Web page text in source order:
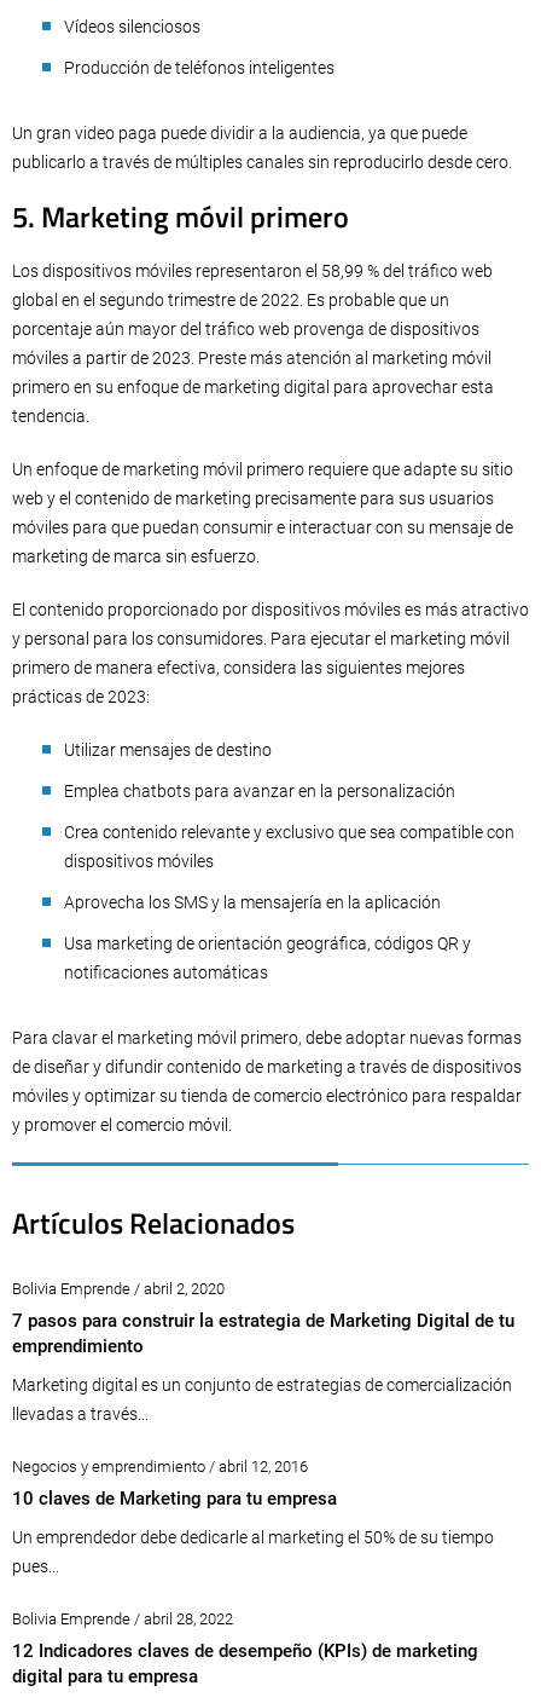
Vídeos silenciosos
Producción de teléfonos inteligentes
Un gran video paga puede dividir a la audiencia, ya que puede
publicarlo a través de múltiples canales sin reproducirlo desde cero.
5. Marketing móvil primero
Los dispositivos móviles representaron el 58,99 % del tráfico web
global en el segundo trimestre de 2022. Es probable que un
porcentaje aún mayor del tráfico web provenga de dispositivos
móviles a partir de 2023. Preste más atención al marketing móvil
primero en su enfoque de marketing digital para aprovechar esta
tendencia.
Un enfoque de marketing móvil primero requiere que adapte su sitio
web y el contenido de marketing precisamente para sus usuarios
móviles para que puedan consumir e interactuar con su mensaje de
marketing de marca sin esfuerzo.
El contenido proporcionado por dispositivos móviles es más atractivo
y personal para los consumidores. Para ejecutar el marketing móvil
primero de manera efectiva, considera las siguientes mejores
prácticas de 2023:
Utilizar mensajes de destino
Emplea chatbots para avanzar en la personalización
Crea contenido relevante y exclusivo que sea compatible con
dispositivos móviles
Aprovecha los SMS y la mensajería en la aplicación
Usa marketing de orientación geográfica, códigos QR y
notificaciones automáticas
Para clavar el marketing móvil primero, debe adoptar nuevas formas
de diseñar y difundir contenido de marketing a través de dispositivos
móviles y optimizar su tienda de comercio electrónico para respaldar
y promover el comercio móvil.
Artículos Relacionados
Bolivia Emprende / abril 2, 2020
7 pasos para construir la estrategia de Marketing Digital de tu
emprendimiento
Marketing digital es un conjunto de estrategias de comercialización
llevadas a través...
Negocios y emprendimiento / abril 12, 2016
10 claves de Marketing para tu empresa
Un emprendedor debe dedicarle al marketing el 50% de su tiempo
pues...
Bolivia Emprende / abril 28, 2022
12 Indicadores claves de desempeño (KPIs) de marketing
digital para tu empresa